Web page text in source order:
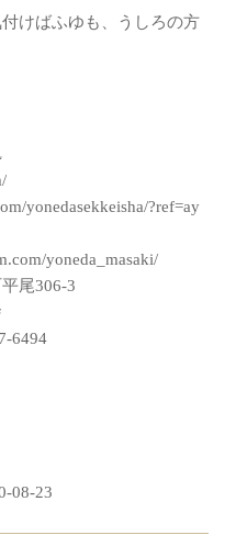
けばふゆも、うしろの方
yonedasekkeisha/?ref=ay
yoneda_masaki/
尾306-3
6494
08-23